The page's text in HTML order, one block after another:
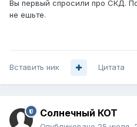
Вы первый спросили про СКД.
не ешьте.
Вставить ник Цитата
Солнечный КОТ